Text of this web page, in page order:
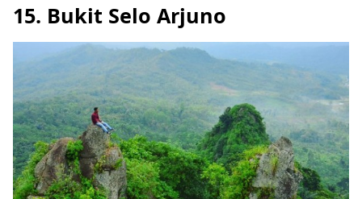
15. Bukit Selo Arjuno